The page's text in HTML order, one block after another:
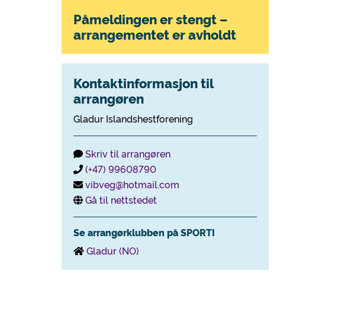
Påmeldingen er stengt –
arrangementet er avholdt
Kontaktinformasjon til
arrangøren
Gladur Islandshestforening
Skriv til arrangøren
(+47) 99608790
vibveg@hotmail.com
Gå til nettstedet
Se arrangørklubben på SPORTI
Gladur (NO)